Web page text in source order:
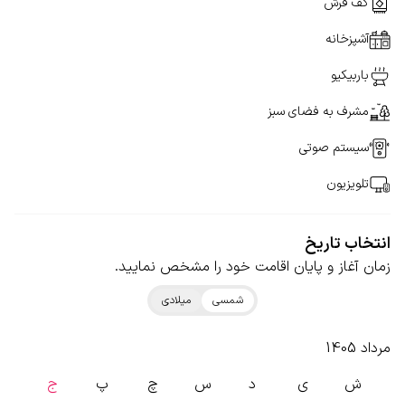
آشپزخانه
باربیکیو
مشرف به فضای سبز
سیستم صوتی
تلویزیون
انتخاب تاریخ
زمان آغاز و پایان اقامت خود را مشخص نمایید.
شمسی میلادی
مرداد 1405
ش
ی د س چ پ
ج